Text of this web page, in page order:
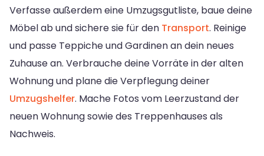
Verfasse außerdem eine Umzugsgutliste, baue deine
Möbel ab und sichere sie für den Transport. Reinige
und passe Teppiche und Gardinen an dein neues
Zuhause an. Verbrauche deine Vorräte in der alten
Wohnung und plane die Verpflegung deiner
Umzugshelfer. Mache Fotos vom Leerzustand der
neuen Wohnung sowie des Treppenhauses als
Nachweis.